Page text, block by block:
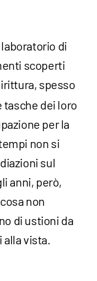
di
scoperti
spesso
dei loro
per la
non si
sul
anni, però,
non
di ustioni da
alla vista.